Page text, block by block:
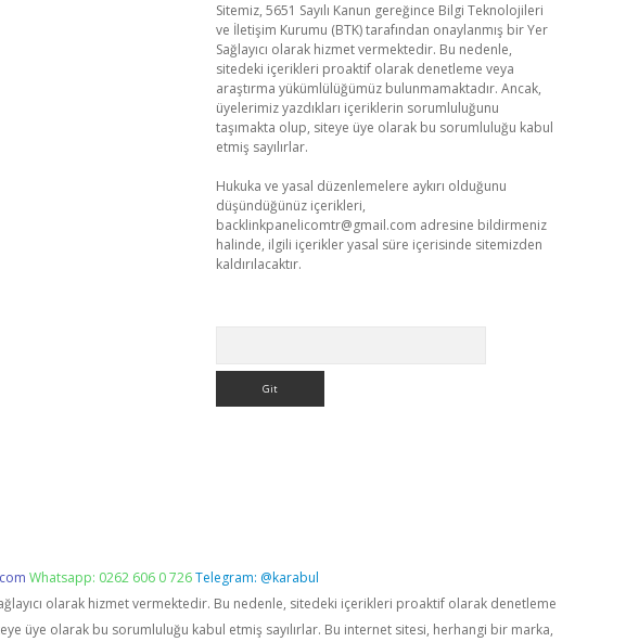
Sitemiz, 5651 Sayılı Kanun gereğince Bilgi Teknolojileri
ve İletişim Kurumu (BTK) tarafından onaylanmış bir Yer
Sağlayıcı olarak hizmet vermektedir. Bu nedenle,
sitedeki içerikleri proaktif olarak denetleme veya
araştırma yükümlülüğümüz bulunmamaktadır. Ancak,
üyelerimiz yazdıkları içeriklerin sorumluluğunu
taşımakta olup, siteye üye olarak bu sorumluluğu kabul
etmiş sayılırlar.
Hukuka ve yasal düzenlemelere aykırı olduğunu
düşündüğünüz içerikleri,
backlinkpanelicomtr@gmail.com adresine bildirmeniz
halinde, ilgili içerikler yasal süre içerisinde sitemizden
kaldırılacaktır.
Whatsapp: 0262 606 0 726Telegram: @karabul
olarak hizmet vermektedir. Bu nedenle, sitedeki içerikleri proaktif olarak denetleme
üye olarak bu sorumluluğu kabul etmiş sayılırlar. Bu internet sitesi, herhangi bir marka,